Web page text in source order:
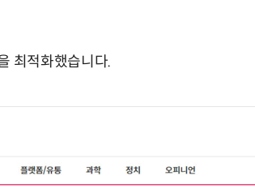
최적화했습니다.